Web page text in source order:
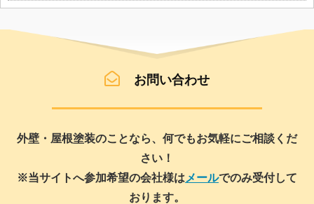
お問い合わせ
外壁・屋根塗装のことなら、何でもお気軽にご相談くだ
さい！
※当サイトへ参加希望の会社様は メールでのみ受付して
おります。